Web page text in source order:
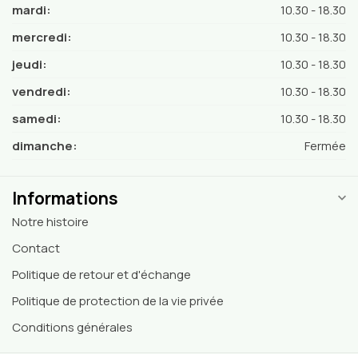
mardi:
10.30 - 18.30
mercredi:
10.30 - 18.30
jeudi:
10.30 - 18.30
vendredi:
10.30 - 18.30
samedi:
10.30 - 18.30
dimanche:
Fermée
Informations
Notre histoire
Contact
Politique de retour et d'échange
Politique de protection de la vie privée
Conditions générales